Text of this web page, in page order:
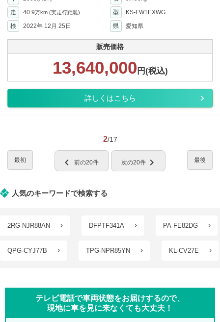
走 40.9万km (実走行距離) 型
KS-FW1EXWG
検
2022年 12月 25日 県 愛知県
販売価格
13,640,000 円(税込)
詳しくはこちら
2/17
最初 最後
chevron_left 前の20件 次の20件 chevron_right
人気のキーワードで検索する
2RG-NJR88AN DFPTF341A PA-FE82DG
QPG-CYJ77B TPG-NPR85YN KL-CV27E
テレビ電話で車両状態をお届けするので、
現地に車を見に来なくても大丈夫！